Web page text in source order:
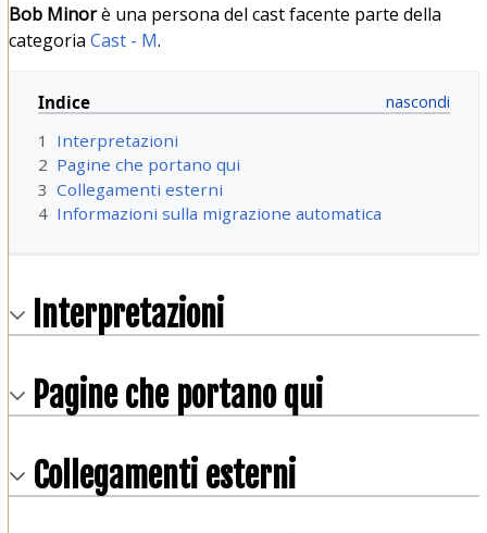
Bob Minorè una persona del cast facente parte della
categoria Cast - M.
Indice
1
Interpretazioni
2 Pagine che portano qui
3 Collegamenti esterni
4 Informazioni sulla migrazione automatica
Interpretazioni
Pagine che portano qui
Collegamenti esterni